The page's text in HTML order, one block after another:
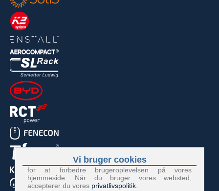
Cookies der nødvendige for driften af webstedet:
Service
PHP
Vi bruger cookies
for at forbedre brugeroplevelsen på vores
hjemmeside. Når du bruger vores websted,
accepterer du vores privatlivspolitik